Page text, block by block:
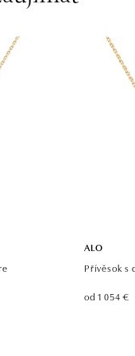
4 - Chodov
802 800
ALO
Přívěsok s
od 1 054 €